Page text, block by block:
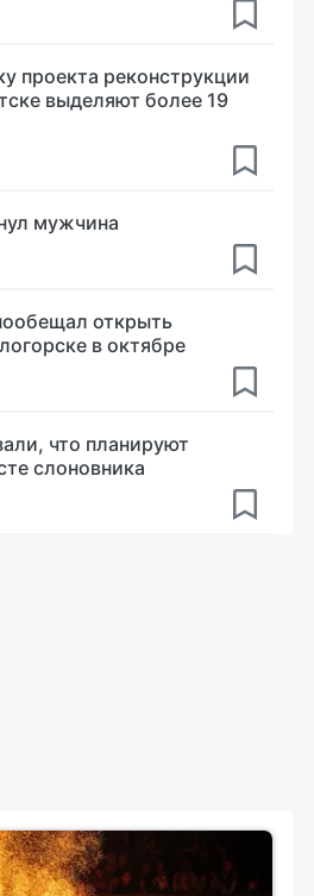
проекта реконструкции
выделяют более 19
мужчина
открыть
в октябре
что планируют
слоновника